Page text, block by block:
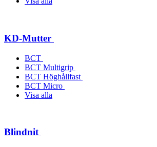
KD-Mutter
BCT
BCT Multigrip
BCT Höghållfast
BCT Micro
Visa alla
Blindnit